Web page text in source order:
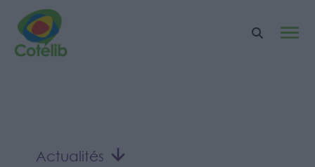
Actualités